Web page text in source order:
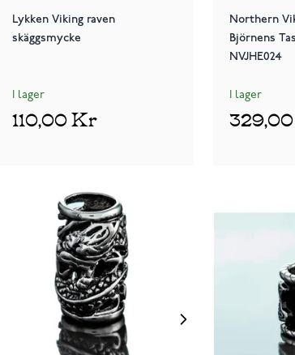
Lykken Viking raven
skäggsmycke
I lager
110,00 Kr
Northern
Björnens
NVJHE024
I lager